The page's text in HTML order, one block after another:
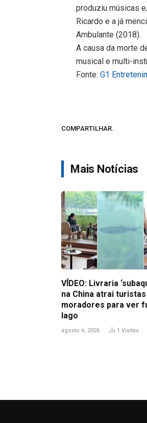
produziu músicas
Ricardo e a já
Ambulante (2018).
A causa da morte
musical e multi-
Fonte:G1
COMPARTILHAR.
Mais Notícias
VÍDEO: Livraria
na China atrai
moradores para ver
lago
agosto 6, 2026 1 Visitas